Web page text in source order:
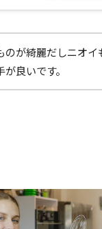
のが綺麗だしニオイ
良いです。